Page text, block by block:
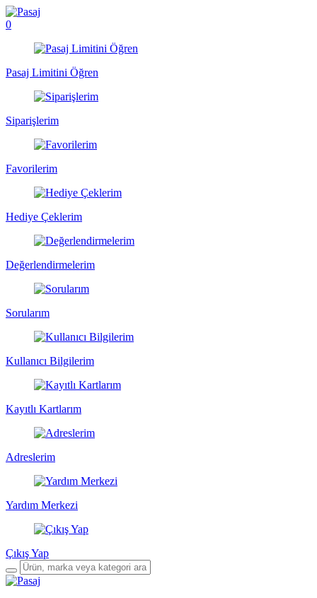
0
Pasaj Limitini Öğren
Siparişlerim
Favorilerim
Hediye Çeklerim
Değerlendirmelerim
Sorularım
Kullanıcı Bilgilerim
Kayıtlı Kartlarım
Adreslerim
Yardım Merkezi
Çıkış Yap